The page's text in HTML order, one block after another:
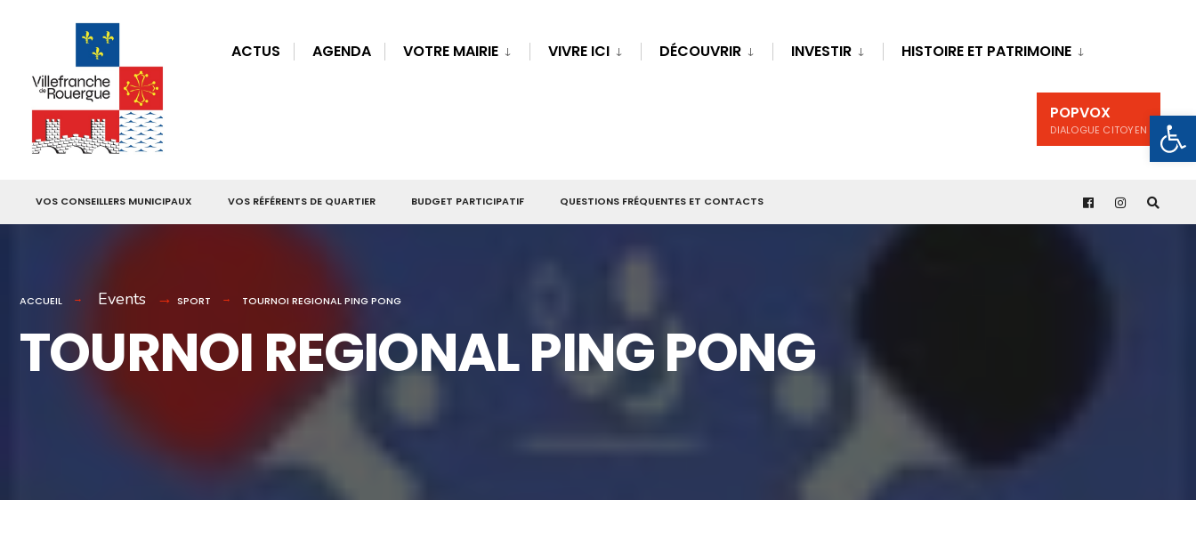
ACTUS AGENDA VOTRE MAIRIE VIVRE ICI DÉCOUVRIR INVESTIR HISTOIRE ET PATRIMOINE
POPVOX
DIALOGUE CITOYEN
VOS CONSEILLERS MUNICIPAUX VOS RÉFÉRENTS DE QUARTIER BUDGET PARTICIPATIF QUESTIONS FRÉQUENTES ET CONTACTS
ACCUEIL Events SPORT TOURNOI REGIONAL PING PONG
TOURNOI REGIONAL PING PONG